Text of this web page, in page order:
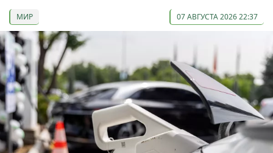
МИР 07 АВГУСТА 2026 22:37